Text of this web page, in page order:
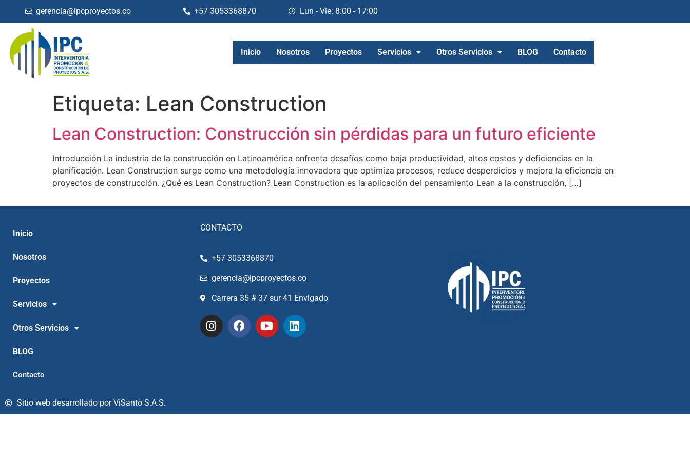
gerencia@ipcproyectos.co +57 3053368870 Lun - Vie: 8:00 - 17:00
Inicio Nosotros Proyectos Servicios Otros Servicios BLOG Contacto
Etiqueta: Lean Construction
Lean Construction: Construcción sin pérdidas para un futuro eficiente
Introducción La industria de la construcción en Latinoamérica enfrenta desafíos como baja productividad, altos costos y deficiencias en la
planificación. Lean Construction surge como una metodología innovadora que optimiza procesos, reduce desperdicios y mejora la eficiencia en
proyectos de construcción. ¿Qué es Lean Construction? Lean Construction es la aplicación del pensamiento Lean a la construcción, […]
Inicio
Nosotros
Proyectos
Servicios
Otros Servicios
BLOG
Contacto
CONTACTO
+57 3053368870
gerencia@ipcproyectos.co
Carrera 35 # 37 sur 41 Envigado
Sitio web desarrollado por ViSanto S.A.S.